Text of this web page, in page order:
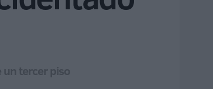
un tercer piso